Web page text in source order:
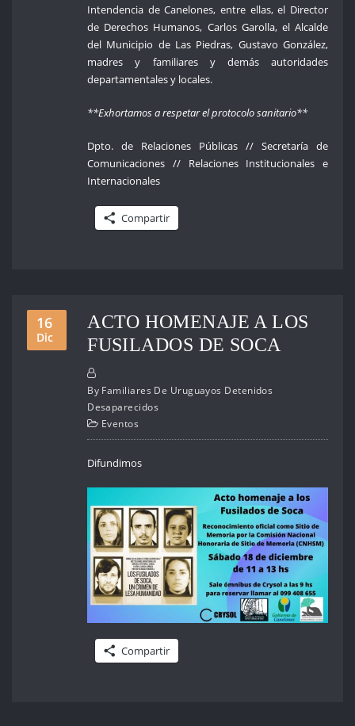
Intendencia de Canelones, entre ellas, el Director
de Derechos Humanos, Carlos Garolla, el Alcalde
del Municipio de Las Piedras, Gustavo González,
madres y familiares y demás autoridades
departamentales y locales.
**Exhortamos a respetar el protocolo sanitario**
Dpto. de Relaciones Públicas // Secretaría de
Comunicaciones // Relaciones Institucionales e
Internacionales
Compartir
16
Dic
ACTO HOMENAJE A LOS
FUSILADOS DE SOCA
By Familiares De Uruguayos Detenidos
Desaparecidos
Eventos
Difundimos
Compartir